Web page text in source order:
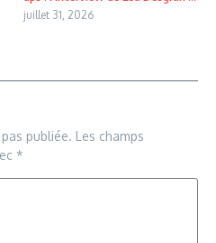
juillet 31, 2026
publiée. Les champs
*